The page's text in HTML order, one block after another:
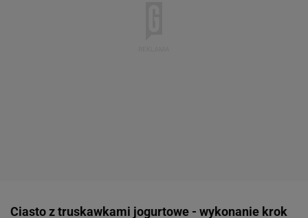
Ciasto z truskawkami jogurtowe - wykonanie krok